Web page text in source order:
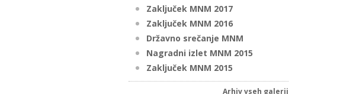
Zaključek MNM 2017
Zaključek MNM 2016
Državno srečanje MNM
Nagradni izlet MNM 2015
Zaključek MNM 2015
Arhiv vseh galerij